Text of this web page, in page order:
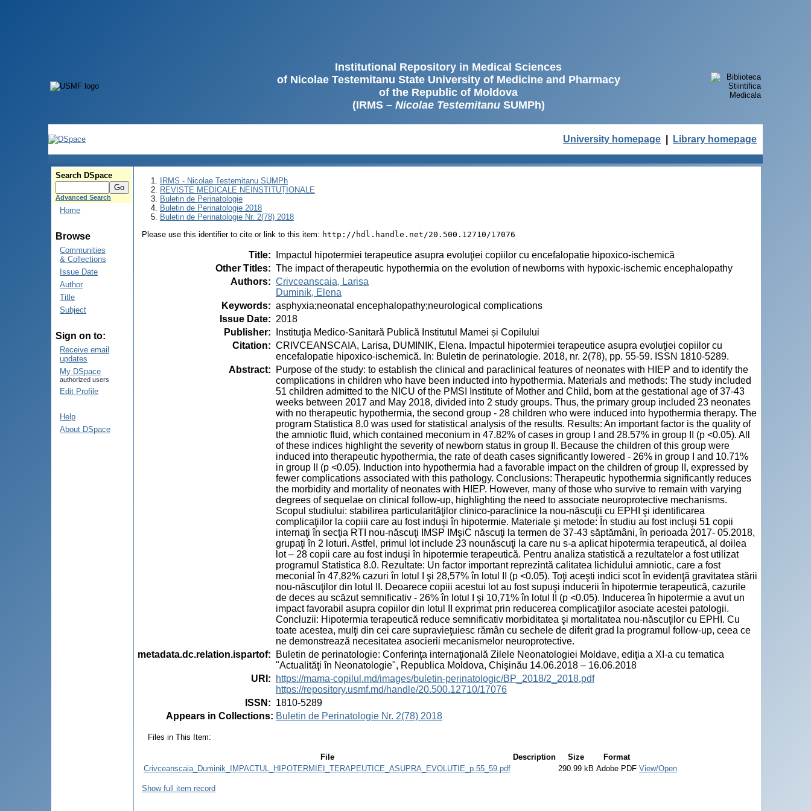
Institutional Repository in Medical Sciences
of Nicolae Testemitanu State University of Medicine and Pharmacy
of the Republic of Moldova
(IRMS – Nicolae TestemitanuSUMPh)
University homepage Library homepage
Search DSpace
Advanced Search
Home
Browse
Communities
& Collections
Issue Date
Author
Title
Subject
Sign on to:
Receive email
updates
My DSpace
authorized users
Edit Profile
Help
About DSpace
IRMS - Nicolae Testemitanu SUMPh
REVISTE MEDICALE NEINSTITUȚIONALE
Buletin de Perinatologie
Buletin de Perinatologie 2018
Buletin de Perinatologie Nr. 2(78) 2018
Please use this identifier to cite or link to this item: http://hdl.handle.net/20.500.12710/17076
Title:
Impactul hipotermiei terapeutice asupra evoluţiei copiilor cu encefalopatie hipoxico-ischemică
Other Titles: The impact of therapeutic hypothermia on the evolution of newborns with hypoxic-ischemic encephalopathy
Authors: Crivceanscaia, Larisa
Duminik, Elena
Keywords: asphyxia;neonatal encephalopathy;neurological complications
Issue Date: 2018
Publisher:
Instituţia Medico-Sanitară Publică Institutul Mamei și Copilului
Citation: CRIVCEANSCAIA, Larisa, DUMINIK, Elena. Impactul hipotermiei terapeutice asupra evoluţiei copiilor cu
encefalopatie hipoxico-ischemică. In: Buletin de perinatologie. 2018, nr. 2(78), pp. 55-59. ISSN 1810-5289.
Abstract:
Purpose of the study: to establish the clinical and paraclinical features of neonates with HIEP and to identify the
complications in children who have been inducted into hypothermia. Materials and methods: The study included
51 children admitted to the NICU of the PMSI Institute of Mother and Child, born at the gestational age of 37-43
weeks between 2017 and May 2018, divided into 2 study groups. Thus, the primary group included 23 neonates
with no therapeutic hypothermia, the second group - 28 children who were induced into hypothermia therapy. The
program Statistica 8.0 was used for statistical analysis of the results. Results: An important factor is the quality of
the amniotic fluid, which contained meconium in 47.82% of cases in group I and 28.57% in group II (p <0.05). All
of these indices highlight the severity of newborn status in group II. Because the children of this group were
induced into therapeutic hypothermia, the rate of death cases significantly lowered - 26% in group I and 10.71%
in group II (p <0.05). Induction into hypothermia had a favorable impact on the children of group II, expressed by
fewer complications associated with this pathology. Conclusions: Therapeutic hypothermia significantly reduces
the morbidity and mortality of neonates with HIEP. However, many of those who survive to remain with varying
degrees of sequelae on clinical follow-up, highlighting the need to associate neuroprotective mechanisms.
Scopul studiului: stabilirea particularităţilor clinico-paraclinice la nou-născuţii cu EPHI şi identificarea
complicaţiilor la copiii care au fost induşi în hipotermie. Materiale şi metode: În studiu au fost incluşi 51 copii
internaţi în secţia RTI nou-născuţi IMSP IMşiC născuţi la termen de 37-43 săptămâni, în perioada 2017- 05.2018,
grupaţi în 2 loturi. Astfel, primul lot include 23 nounăscuţi la care nu s-a aplicat hipotermia terapeutică, al doilea
lot – 28 copii care au fost induşi în hipotermie terapeutică. Pentru analiza statistică a rezultatelor a fost utilizat
programul Statistica 8.0. Rezultate: Un factor important reprezintă calitatea lichidului amniotic, care a fost
meconial în 47,82% cazuri în lotul I şi 28,57% în lotul II (p <0.05). Toţi aceşti indici scot în evidenţă gravitatea stării
nou-născuţilor din lotul II. Deoarece copiii acestui lot au fost supuşi inducerii în hipotermie terapeutică, cazurile
de deces au scăzut semnificativ - 26% în lotul I şi 10,71% în lotul II (p <0.05). Inducerea în hipotermie a avut un
impact favorabil asupra copiilor din lotul II exprimat prin reducerea complicaţiilor asociate acestei patologii.
Concluzii: Hipotermia terapeutică reduce semnificativ morbiditatea şi mortalitatea nou-născuţilor cu EPHI. Cu
toate acestea, mulţi din cei care supravieţuiesc rămân cu sechele de diferit grad la programul follow-up, ceea ce
ne demonstrează necesitatea asocierii mecanismelor neuroprotective.
metadata.dc.relation.ispartof:
Buletin de perinatologie: Conferinţa internaţională Zilele Neonatologiei Moldave, ediţia a XI-a cu tematica
"Actualităţi în Neonatologie", Republica Moldova, Chişinău 14.06.2018 – 16.06.2018
URI :
https://mama-copilul.md/images/buletin-perinatologic/BP_2018/2_2018.pdf
https://repository.usmf.md/handle/20.500.12710/17076
ISSN : 1810-5289
Appears in Collections: Buletin de Perinatologie Nr. 2(78) 2018
Files in This Item:
File Description Size
Format
Crivceanscaia_Duminik_IMPACTUL_HIPOTERMIEI_TERAPEUTICE_ASUPRA_EVOLUTIE_p.55_59.pdf
290.99 kB Adobe PDF View/Open
Show full item record